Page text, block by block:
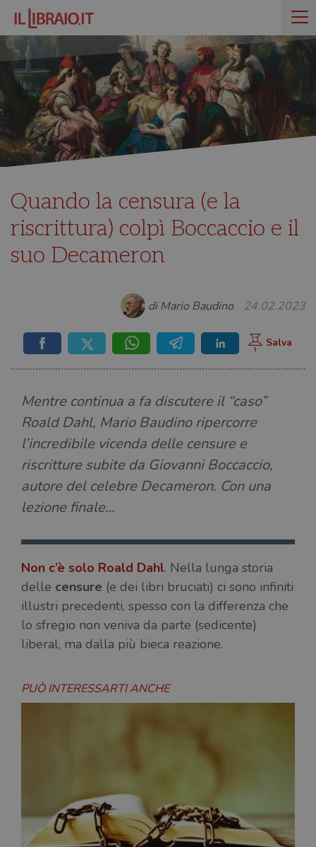
Quando la censura (e la
riscrittura) colpì Boccaccio e il
suo Decameron
di Mario Baudino 24.02.2023
Mentre continua a fa discutere il “caso”
Roald Dahl, Mario Baudino ripercorre
l’incredibile vicenda delle censure e
riscritture subite da Giovanni Boccaccio,
autore del celebre Decameron. Con una
lezione finale…
Non c’è solo Roald Dahl. Nella lunga storia
delle censure (e dei libri bruciati) ci sono infiniti
illustri precedenti, spesso con la differenza che
lo sfregio non veniva da parte (sedicente)
liberal, ma dalla più bieca reazione.
PUÒ INTERESSARTI ANCHE